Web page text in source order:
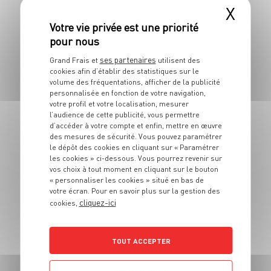
4 pers. 20 min 30 min
PLAT
Côte de bœuf et
sauce béarnaise
4 pers. 30 min 7 min
X
Grand Frais et ses partenaires utilisent des
cookies afin d’établir des statistiques sur le
volume des fréquentations, afficher de la publicité
personnalisée en fonction de votre navigation,
votre profil et votre localisation, mesurer
l’audience de cette publicité, vous permettre
d’accéder à votre compte et enfin, mettre en œuvre
des mesures de sécurité. Vous pouvez paramétrer
le dépôt des cookies en cliquant sur « Paramétrer
les cookies » ci-dessous. Vous pourrez revenir sur
vos choix à tout moment en cliquant sur le bouton
« personnaliser les cookies » situé en bas de
votre écran. Pour en savoir plus sur la gestion des
cookies, cliquez-ici
TOUT ACCEPTER